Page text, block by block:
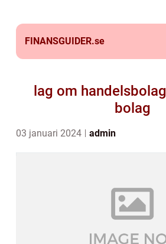
FINANSGUIDER.se
lag om
bolag
03 januari 2024 admin